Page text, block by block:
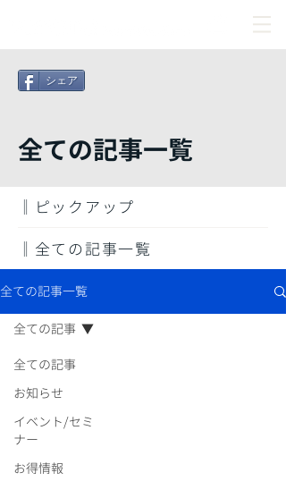
シェア
​全ての記事一覧
‖ピックアップ
‖全ての記事一覧
全ての記事一覧
全ての記事
お知らせ
イベント/セミ
ナー
お得情報
全ての記事